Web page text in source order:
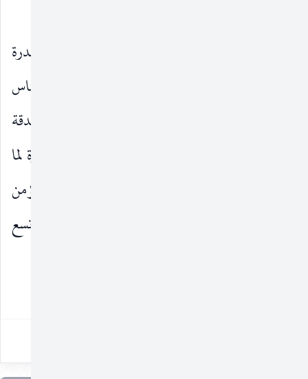
فقال أبو جعفر مؤمن الطاق أخبرني يا ابن أبي خدرة
أترك بيوته التي أضافها الله إليه ونهى الناس
عن دخولها إلا بإذنه ميراثا لأهله وولده أو تركها صدقة
على جميع المسلمين قل ما شئت فانقطع ابن أبي خدرة لما
أورد عليه ذلك وعرف خطأ ما فيه فقال أبو جعفر مؤمن
الطاق إن تركها ميراثا لولده وأزواجه فإنه قبض عن تسع